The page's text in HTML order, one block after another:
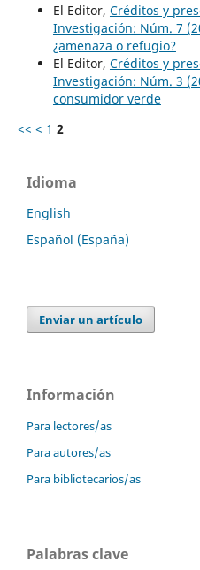
El Editor, Créditos y
Investigación: Núm. 7
¿amenaza o refugio?
El Editor, Créditos y
Investigación: Núm. 3
consumidor verde
<< < 1 2
Idioma
English
Español (España)
Enviar un artículo
Información
Para lectores/as
Para autores/as
Para bibliotecarios/as
Palabras clave